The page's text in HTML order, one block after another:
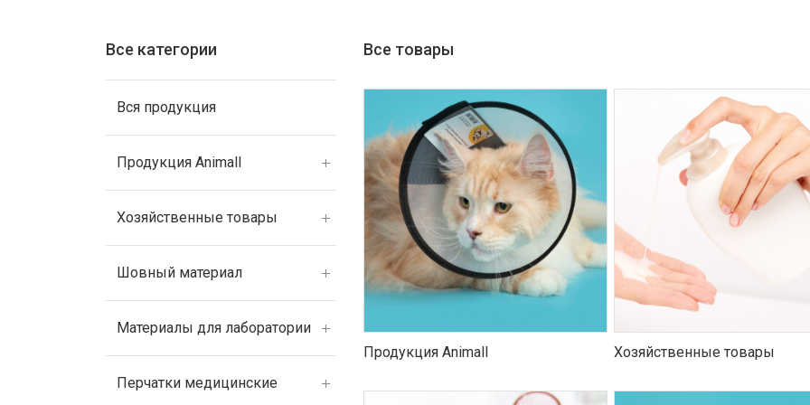
Все категории
Вся продукция
Продукция Animall
Хозяйственные товары
Шовный материал
Материалы для лаборатории
Перчатки медицинские
Все товары
Продукция Animall Хозяйственные товары